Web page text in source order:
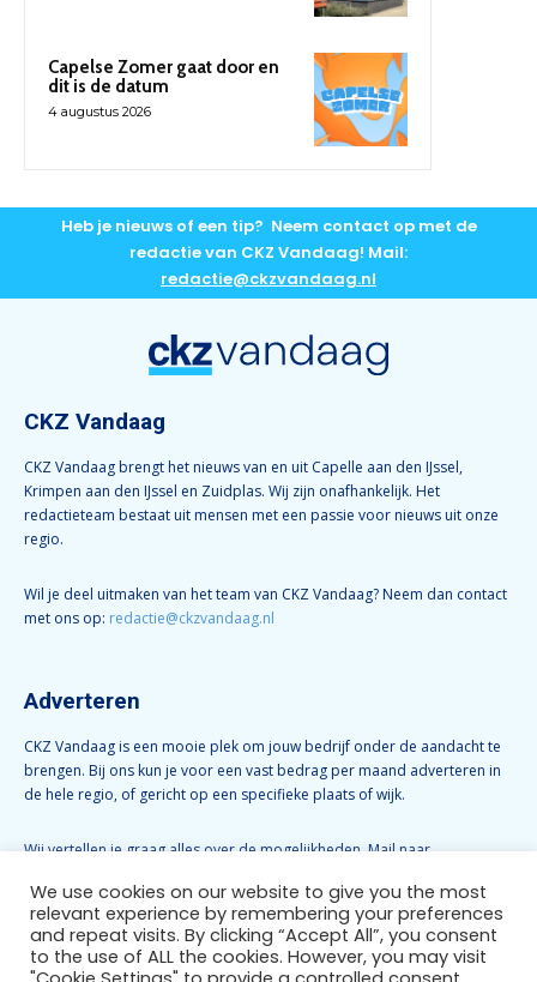
Capelse Zomer gaat door en
dit is de datum
4 augustus 2026
Heb je nieuws of een tip? Neem contact op met de
redactie van CKZ Vandaag! Mail:
redactie@ckzvandaag.nl
CKZ Vandaag
CKZ Vandaag brengt het nieuws van en uit Capelle aan den IJssel,
Krimpen aan den IJssel en Zuidplas. Wij zijn onafhankelijk. Het
redactieteam bestaat uit mensen met een passie voor nieuws uit onze
regio.
Wil je deel uitmaken van het team van CKZ Vandaag? Neem dan contact
met ons op: redactie@ckzvandaag.nl
Adverteren
CKZ Vandaag is een mooie plek om jouw bedrijf onder de aandacht te
brengen. Bij ons kun je voor een vast bedrag per maand adverteren in
de hele regio, of gericht op een specifieke plaats of wijk.
Wij vertellen je graag alles over de mogelijkheden. Mail naar
Volg CKZ Vandaag
We use cookies on our website to give you the most
relevant experience by remembering your preferences
and repeat visits. By clicking “Accept All”, you consent
to the use of ALL the cookies. However, you may visit